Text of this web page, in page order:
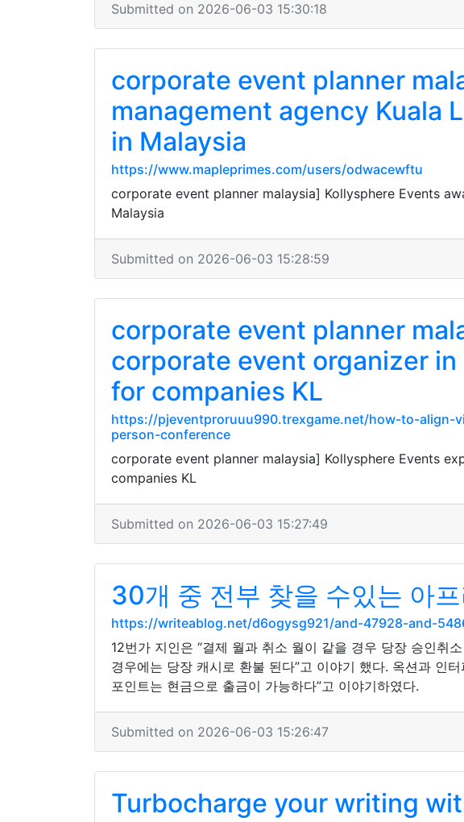
Submitted on 2026-06-03 15:30:18
corporate event planner
management agency Kuala
in Malaysia
https://www.mapleprimes.com/users/odwacewftu
corporate event planner malaysia] Kollysphere Events
Malaysia
Submitted on 2026-06-03 15:28:59
corporate event planner
corporate event organizer
for companies KL
https://pjeventproruuu990.trexgame.net/how-to-
person-conference
corporate event planner malaysia] Kollysphere Events
companies KL
Submitted on 2026-06-03 15:27:49
30개 중 전부 찾을 수있는 아
https://writeablog.net/d6ogysg921/and-47928-and-
12번가 지인은 “결제 월과 취소 월이 같을 경우 당장 승인취
경우에는 당장 캐시로 환불 된다”고 이야기 했다. 옥션과 인
포인트는 현금으로 출금이 가능하다”고 이야기하였다.
Submitted on 2026-06-03 15:26:47
Turbocharge your writing